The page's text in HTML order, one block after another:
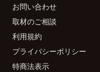
お問い合わせ
取材のご相談
利用規約
プライバシーポリシー
特商法表示